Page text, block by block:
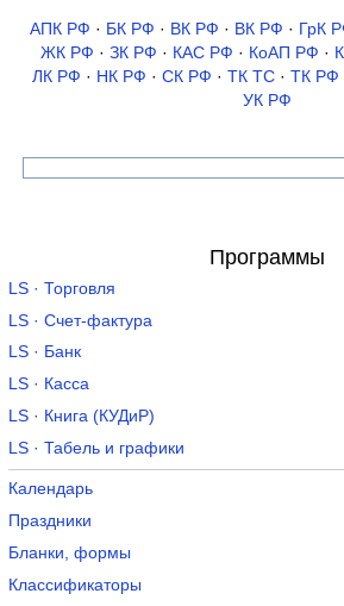
АПК РФ · БК РФ · ВК РФ · ВК РФ · ГрК
ЖК РФ · ЗК РФ · КАС РФ · КоАП РФ ·
ЛК РФ · НК РФ · СК РФ · ТК TC· ТК РФ
УК РФ
Программы
LS · Торговля
LS · Счет-фактура
LS · Банк
LS · Касса
LS · Книга (КУДиР)
LS · Табель и графики
Календарь
Праздники
Бланки, формы
Классификаторы